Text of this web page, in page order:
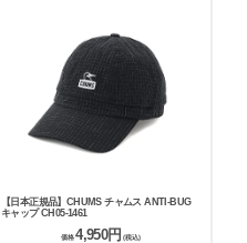
【日本正規品】CHUMS チャムス ANTI-BUG
キャップ CH05-1461
価格4,950円 (税込)